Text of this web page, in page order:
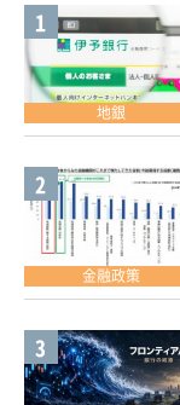
1
地銀
2
金融政策
3